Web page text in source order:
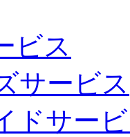
ビス
サービス
ドサー